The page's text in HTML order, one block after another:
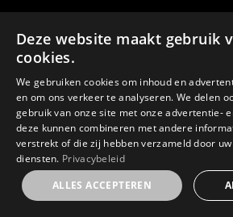
GSM:
0478 64 59 23
E-MAIL:
Deze website maakt gebruik
cookies.
We gebruiken cookies om inhoud en
en om ons verkeer te analyseren. We delen
gebruik van onze site met onze advertentie-
deze kunnen combineren met andere
verstrekt of die zij hebben verzameld door
diensten. Privacybeleid
ALLES ACCEPTEREN